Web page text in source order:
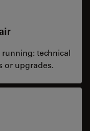
technical
or upgrades.